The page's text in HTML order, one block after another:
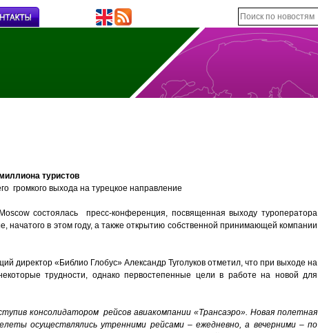
туристов
громкого выхода на турецкое направление
состоялась пресс-конференция, посвященная выходу туроператора
начатого в этом году, а также открытию собственной принимающей компании
директор «Библио Глобус» Александр Туголуков отметил, что при выходе на
трудности, однако первостепенные цели в работе на новой для
консолидатором рейсов авиакомпании «Трансаэро». Новая полетная
осуществлялись утренними рейсами – ежедневно, а вечерними – по